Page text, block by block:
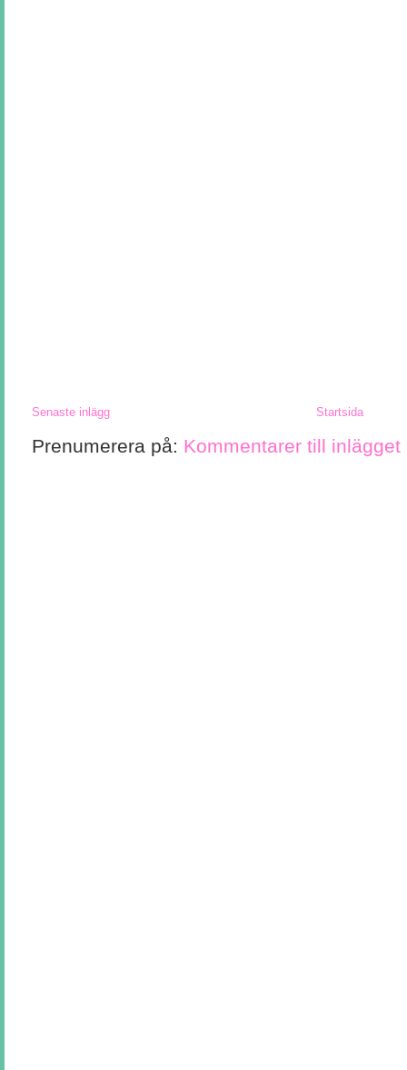
Senaste inlägg Startsida
Prenumerera på: Kommentarer till inlägget